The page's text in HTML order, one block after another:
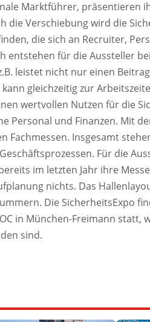
Marktführer, präsentieren
die Verschiebung wird die
die sich an Recruiter,
entstehen für die Aussteller
leistet nicht nur einen
gleichzeitig zur
wertvollen Nutzen für die
Personal und Finanzen. Mit
Fachmessen. Insgesamt
Für die
im letzten Jahr ihre
nichts. Das
Die SicherheitsExpo
in München-Freimann statt,
sind.